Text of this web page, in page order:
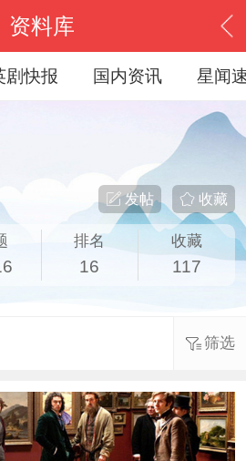
资料库
剧快报 国内资讯 星闻
收藏
发帖
排名
16
收藏
117
筛选